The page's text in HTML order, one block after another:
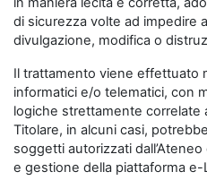
di sicurezza volte ad impedire
divulgazione, modifica o
Il trattamento viene effettuato
informatici e/o telematici, con
logiche strettamente correlate
Titolare, in alcuni casi,
soggetti autorizzati
e gestione della piattaforma e-